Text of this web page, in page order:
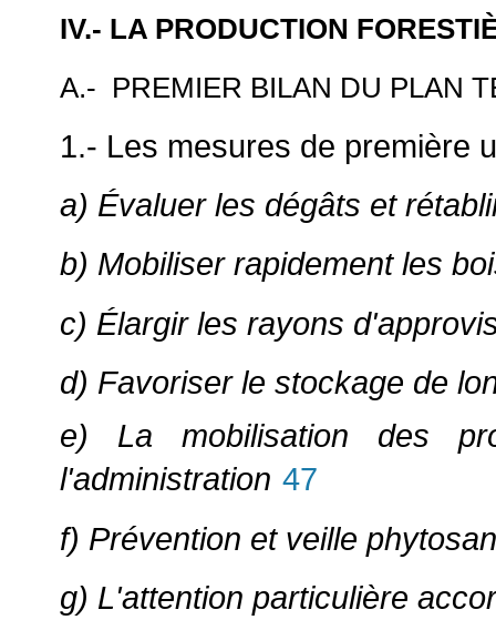
IV.- LA PRODUCTION
A.- PREMIER BILAN DU PLAN
1.- Les mesures de première
a) Évaluer les dégâts et
b) Mobiliser rapidement les
c) Élargir les rayons
d) Favoriser le stockage de
e) La mobilisation des
l'administration 47
f) Prévention et veille
g) L'attention particulière